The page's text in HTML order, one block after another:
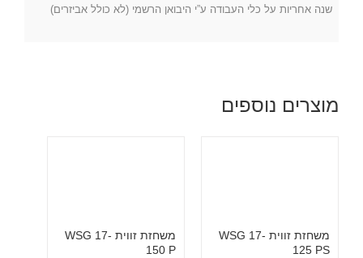
שנה אחריות על כלי העבודה ע”י היבואן הרשמי (לא כולל אביזרים)
מוצרים נוספים
משחזת זווית WSG 17-
125 PS
משחזת זווית WSG 17-
150 P